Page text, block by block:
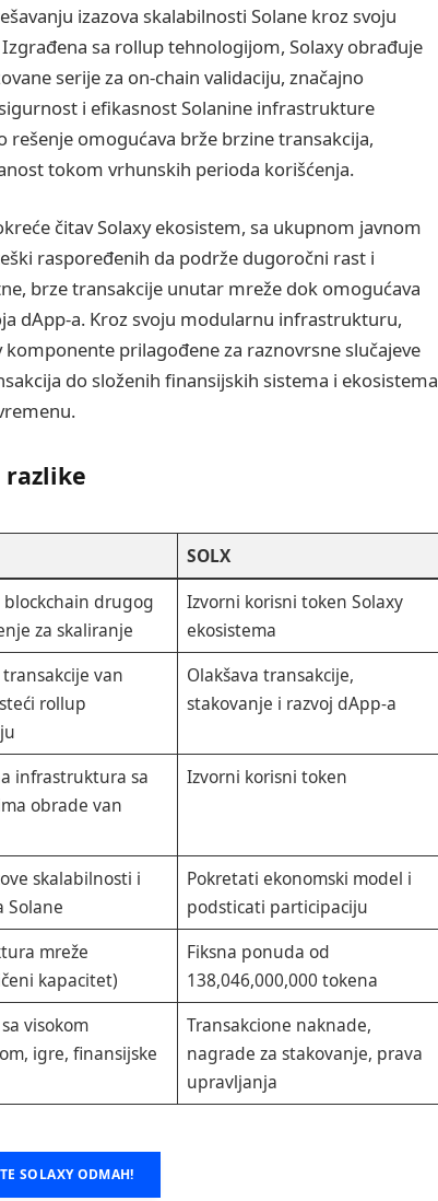
izazova skalabilnosti Solane kroz svoju
sa rollup tehnologijom, Solaxy obrađuje
serije za on-chain validaciju, značajno
i efikasnost Solanine infrastrukture
rešenje omogućava brže brzine transakcija,
tokom vrhunskih perioda korišćenja.
čitav Solaxy ekosistem, sa ukupnom javnom
raspoređenih da podrže dugoročni rast i
brze transakcije unutar mreže dok omogućava
dApp-a. Kroz svoju modularnu infrastrukturu,
prilagođene za raznovrsne slučajeve
do složenih finansijskih sistema i ekosistema
razlike
SOLX
blockchain drugog
za skaliranje
Izvorni korisni token Solaxy
ekosistema
van
rollup
Olakšava transakcije,
stakovanje i razvoj dApp-a
infrastruktura sa
obrade van
Izvorni korisni token
skalabilnosti i
Solane
Pokretati ekonomski model i
podsticati participaciju
mreže
kapacitet)
Fiksna ponuda od
138,046,000,000 tokena
visokom
igre, finansijske
Transakcione naknade,
nagrade za stakovanje, prava
upravljanja
SOLAXY ODMAH!